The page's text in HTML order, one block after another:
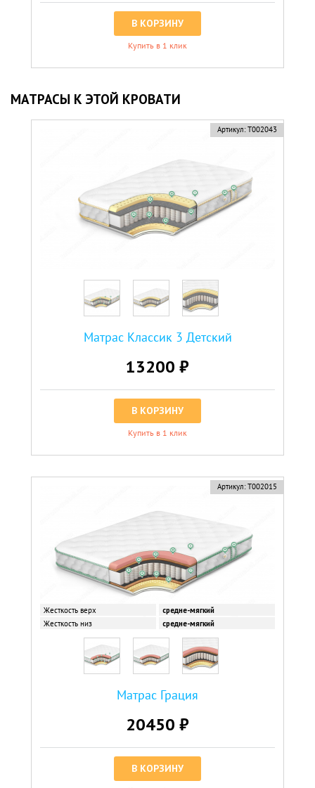
В КОРЗИНУ
Купить в 1 клик
МАТРАСЫ К ЭТОЙ КРОВАТИ
Артикул: Т002043
Матрас Классик 3 Детский
13200 ₽
В КОРЗИНУ
Купить в 1 клик
Артикул: Т002015
Жесткость верх
средне-мягкий
Жесткость низ
средне-мягкий
Матрас Грация
20450 ₽
В КОРЗИНУ